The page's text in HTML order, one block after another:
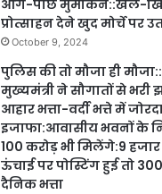
आगे-पीछे मुमकिन::खेल-
प्रोत्साहन देने खुद मोर्चे पर
October 9, 2024
पुलिस की तो मौजा ही
मुख्यमंत्री ने सौगातों से भरी
आहार भत्ता-वर्दी भत्ते में
इजाफा:आवासीय भवनों के
100 करोड़ भी मिलेंगे:9
ऊंचाई पर पोस्टिंग हुई तो
दैनिक भत्ता